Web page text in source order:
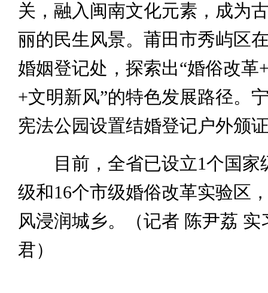
关，融入闽南文化元素，成为
丽的民生风景。莆田市秀屿区
婚姻登记处，探索出“婚俗改革
+文明新风”的特色发展路径。
宪法公园设置结婚登记户外颁
目前，全省已设立1个国家
级和16个市级婚俗改革实验区
风浸润城乡。（记者 陈尹荔 实
君）